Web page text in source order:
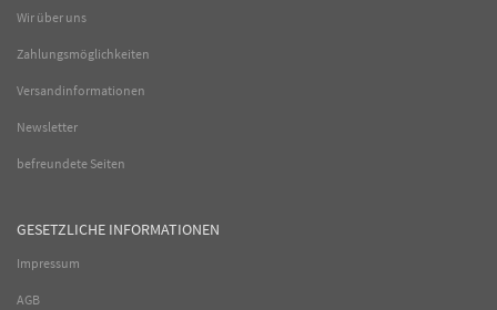
Wir über uns
Zahlungsmöglichkeiten
Versandinformationen
Newsletter
befreundete Seiten
GESETZLICHE INFORMATIONEN
Impressum
AGB